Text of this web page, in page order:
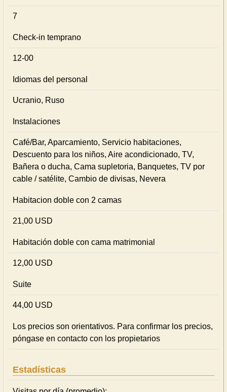
7
Check-in temprano
12-00
Idiomas del personal
Ucranio, Ruso
Instalaciones
Café/Bar, Aparcamiento, Servicio habitaciones,
Descuento para los niños, Aire acondicionado, TV,
Bañera o ducha, Cama supletoria, Banquetes, TV por
cable / satélite, Cambio de divisas, Nevera
Habitacion doble con 2 camas
21,00 USD
Habitación doble con cama matrimonial
12,00 USD
Suite
44,00 USD
Los precios son orientativos. Para confirmar los precios,
póngase en contacto con los propietarios
Estadísticas